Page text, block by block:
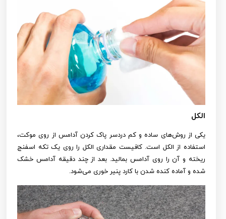
الکل
یکی از روش‌های ساده و کم دردسر پاک کردن آدامس از روی موکت،
استفاده از الکل است. کافیست مقداری الکل را روی یک تکه اسفنج
ریخته و آن را روی آدامس بمالید. بعد از چند دقیقه آدامس خشک
شده و آماده کنده شدن با کارد پنیر خوری می‌شود.